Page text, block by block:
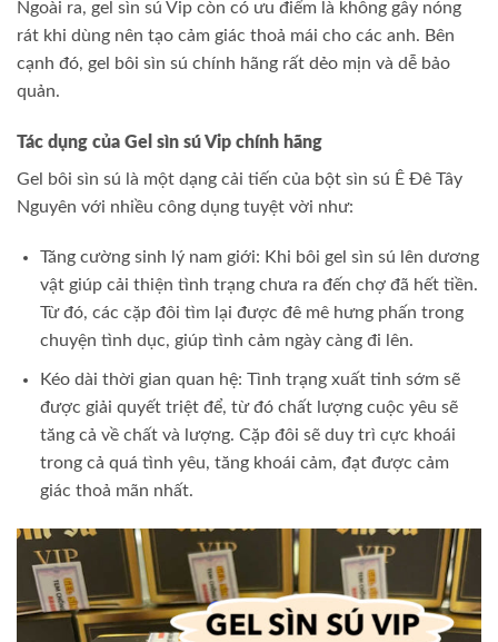
Ngoài ra, gel sìn sú Vip còn có ưu điểm là không gây nóng
rát khi dùng nên tạo cảm giác thoả mái cho các anh. Bên
cạnh đó, gel bôi sìn sú chính hãng rất dẻo mịn và dễ bảo
quản.
Tác dụng của Gel sìn sú Vip chính hãng
Gel bôi sìn sú là một dạng cải tiến của bột sìn sú Ê Đê Tây
Nguyên với nhiều công dụng tuyệt vời như:
Tăng cường sinh lý nam giới: Khi bôi gel sìn sú lên dương
vật giúp cải thiện tình trạng chưa ra đến chợ đã hết tiền.
Từ đó, các cặp đôi tìm lại được đê mê hưng phấn trong
chuyện tình dục, giúp tình cảm ngày càng đi lên.
Kéo dài thời gian quan hệ: Tình trạng xuất tinh sớm sẽ
được giải quyết triệt để, từ đó chất lượng cuộc yêu sẽ
tăng cả về chất và lượng. Cặp đôi sẽ duy trì cực khoái
trong cả quá tình yêu, tăng khoái cảm, đạt được cảm
giác thoả mãn nhất.